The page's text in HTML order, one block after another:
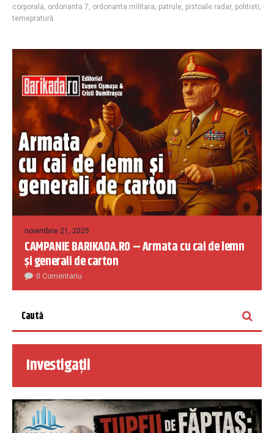
corporala, ordonanta 7, ordonanta militara, patrule, pistoale radar, politisti,
temepratură
noiembrie 21, 2025
CAMPANIE BARIKADA.RO – Armata cu cai de lemn
și generali de carton
0 Comentariu
Investigații